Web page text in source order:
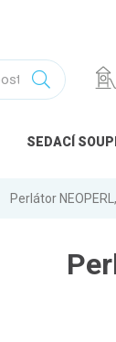
SEDACÍ
Perlátor